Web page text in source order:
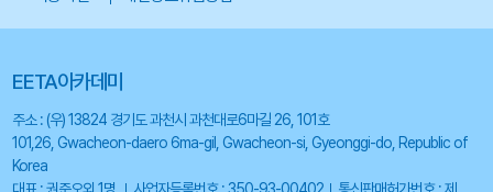
EETA아카데미
주소 : (우) 13824 경기도 과천시 과천대로6마길 26, 101호
101,26, Gwacheon-daero 6ma-gil, Gwacheon-si, Gyeonggi-do, Republic of
Korea